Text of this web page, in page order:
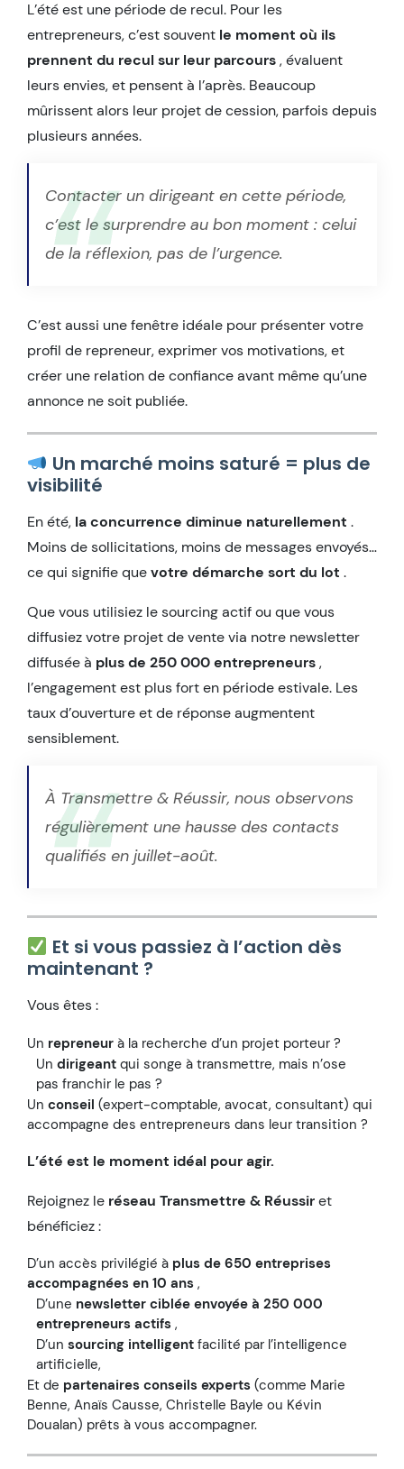
L’été est une période de recul. Pour les
entrepreneurs, c’est souvent le moment où ils
prennent du recul sur leur parcours, évaluent
leurs envies, et pensent à l’après. Beaucoup
mûrissent alors leur projet de cession, parfois depuis
plusieurs années.
Contacter un dirigeant en cette période,
c’est le surprendre au bon moment : celui
de la réflexion, pas de l’urgence.
C’est aussi une fenêtre idéale pour présenter votre
profil de repreneur, exprimer vos motivations, et
créer une relation de confiance avant même qu’une
annonce ne soit publiée.
Un marché moins saturé = plus de
visibilité
En été, la concurrence diminue naturellement .
Moins de sollicitations, moins de messages envoyés…
ce qui signifie quevotre démarche sort du lot .
Que vous utilisiez le sourcing actif ou que vous
diffusiez votre projet de vente via notre newsletter
diffusée à plus de 250 000 entrepreneurs,
l’engagement est plus fort en période estivale. Les
taux d’ouverture et de réponse augmentent
sensiblement.
À Transmettre & Réussir, nous observons
régulièrement une hausse des contacts
qualifiés en juillet-août.
Et si vous passiez à l’action dès
maintenant ?
Vous êtes :
Un repreneur à la recherche d’un projet porteur ?
Un dirigeant qui songe à transmettre, mais n’ose
pas franchir le pas ?
Un conseil (expert-comptable, avocat, consultant) qui
accompagne des entrepreneurs dans leur transition ?
L’été est le moment idéal pour agir.
Rejoignez le réseau Transmettre & Réussiret
bénéficiez :
D’un accès privilégié à plus de 650 entreprises
accompagnées en 10 ans ,
D’une newsletter ciblée envoyée à 250 000
entrepreneurs actifs ,
D’un sourcing intelligent facilité par l’intelligence
artificielle,
Et de partenaires conseils experts (comme Marie
Benne, Anaïs Causse, Christelle Bayle ou Kévin
Doualan) prêts à vous accompagner.